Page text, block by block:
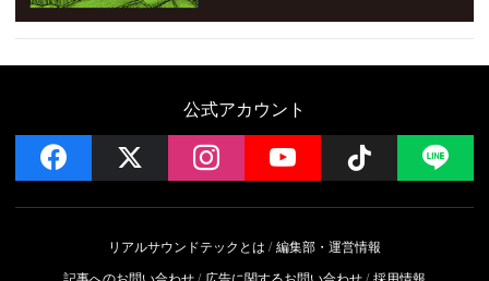
公式アカウント
facebook instagramYouTube Follow
リアルサウンドテックとは
編集部・運営情報
記事へのお問い合わせ
広告に関するお問い合わせ 採用情報